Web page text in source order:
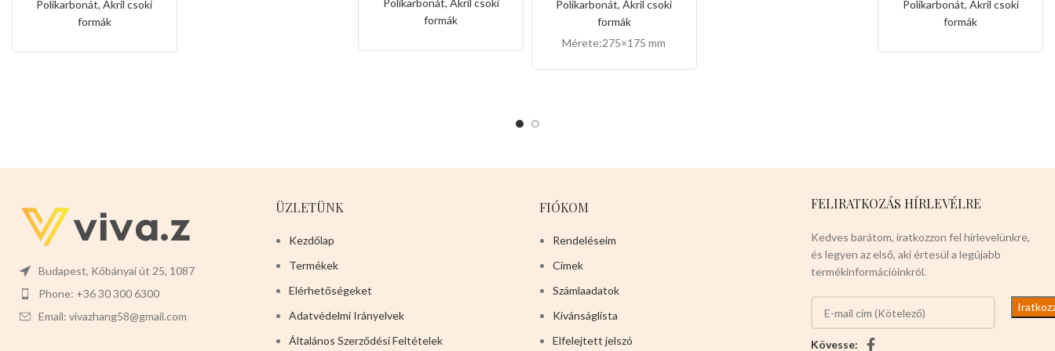
Polikarbonát, Akril csoki
formák
Polikarbonát, Akril csoki
formák
Polikarbonát, Akril csoki
formák
Mérete:275×175 mm
Polikarbonát, Akril csoki
formák
Budapest, Kőbányai út 25, 1087
Phone: +36 30 300 6300
Email: vivazhang58@gmail.com
ÜZLETÜNK
Kezdőlap
Termékek
Elérhetőségeket
Adatvédelmi Irányelvek
Általános Szerződési Feltételek
FIÓKOM
Rendeléseim
Címek
Számlaadatok
Kívánságlista
Elfelejtett jelszó
FELIRATKOZÁS HÍRLEVÉLRE
Kedves barátom, iratkozzon fel hírlevelünkre,
és legyen az első, aki értesül a legújabb
termékinformációinkról.
Kövesse: